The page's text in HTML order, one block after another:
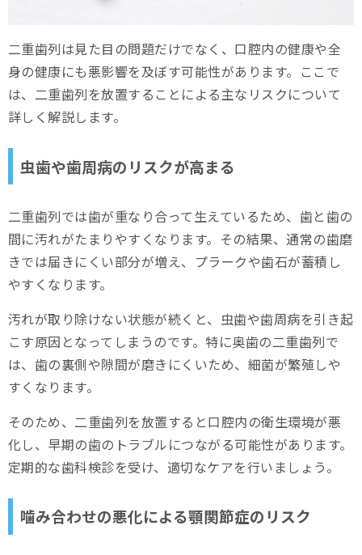
二重歯列は見た目の問題だけでなく、口腔内の健康や全
身の健康にも悪影響を及ぼす可能性があります。ここで
は、二重歯列を放置することによる主なリスクについて
詳しく解説します。
虫歯や歯周病のリスクが高まる
二重歯列では歯が重なり合って生えているため、歯と歯の
間に汚れがたまりやすくなります。その結果、通常の歯磨
きでは届きにくい部分が増え、プラークや歯石が蓄積し
やすくなります。
汚れが取り除けない状態が続くと、虫歯や歯周病を引き起
こす原因となってしまうのです。特に奥歯の二重歯列で
は、歯の裏側や隙間が磨きにくいため、細菌が繁殖しや
すくなります。
そのため、二重歯列を放置すると口腔内の衛生環境が悪
化し、早期の歯のトラブルにつながる可能性があります。
定期的な歯科検診を受け、適切なケアを行いましょう。
噛み合わせの悪化による顎関節症のリスク